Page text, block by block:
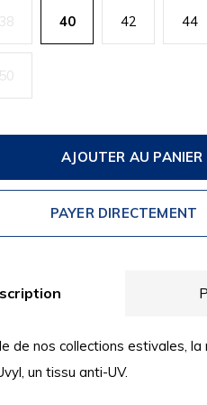
40 42 44
AJOUTER AU PANIER
PAYER DIRECTEMENT
de nos collections estivales,
un tissu anti-UV.